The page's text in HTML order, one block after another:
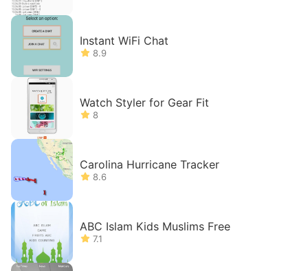
Instant WiFi Chat
8.9
Watch Styler for Gear Fit
8
Carolina Hurricane Tracker
8.6
ABC Islam Kids Muslims Free
7.1